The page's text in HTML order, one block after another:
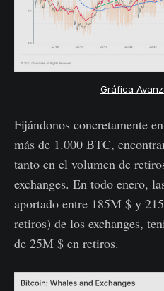
Gráfica
Fijándonos concretamente
más de 1.000 BTC,
tanto en el volumen de
exchanges. En todo enero,
aportado entre 185M $ y
retiros) de los exchanges,
de 25M $ en retiros.